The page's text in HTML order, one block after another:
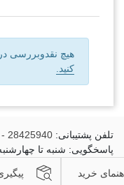
هیچ نقدوبررسی
کنید.
تلفن پشتیبانی: 28425940 - 021
پاسخگویی: شنبه تا چهارشنبه 9 تا 17:30، پنجشنبه 9 تا
خرید